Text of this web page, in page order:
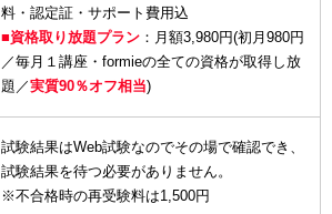
料・認定証・サポート費用込
■資格取り放題プラン ：月額3,980円(初月980円
／毎月１講座・formieの全ての資格が取得し放
題／実質90％オフ相当)
試験結果はWeb試験なのでその場で確認でき、
試験結果を待つ必要がありません。
※不合格時の再受験料は1,500円